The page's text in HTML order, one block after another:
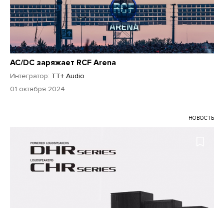
AC/DC заряжает RCF Arena
Интегратор: TT+ Audio
01 октября 2024
НОВОСТЬ